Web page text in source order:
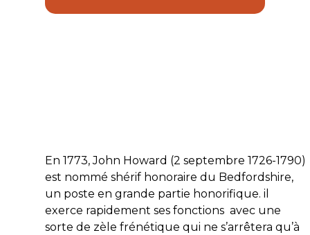
En 1773, John Howard (2 septembre 1726-1790)
est nommé shérif honoraire du Bedfordshire,
un poste en grande partie honorifique. il
exerce rapidement ses fonctions avec une
sorte de zèle frénétique qui ne s’arrêtera qu’à